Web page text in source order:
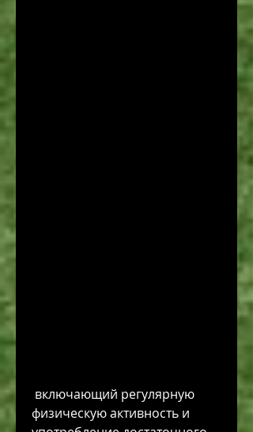
физическую активность и